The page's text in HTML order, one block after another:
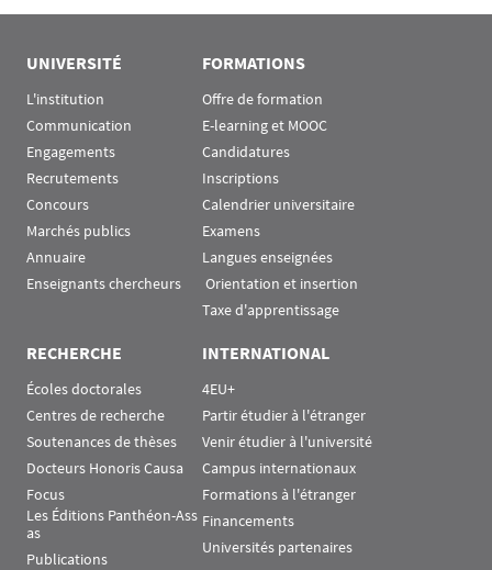
UNIVERSITÉ
L'institution
Communication
Engagements
Recrutements
Concours
Marchés publics
Annuaire
Enseignants chercheurs
FORMATIONS
Offre de formation
E-learning et MOOC
Candidatures
Inscriptions
Calendrier universitaire
Examens
Langues enseignées
Orientation et insertion
Taxe d'apprentissage
RECHERCHE
Écoles doctorales
Centres de recherche
Soutenances de thèses
Docteurs Honoris Causa
Focus
Les Éditions Panthéon-Ass
as
Publications
INTERNATIONAL
4EU+
Partir étudier à l'étranger
Venir étudier à l'université
Campus internationaux
Formations à l'étranger
Financements
Universités partenaires